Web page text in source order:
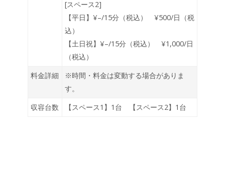
[スペース2]
【平日】¥–/15分（税込） ¥500/日（税
込）
【土日祝】¥–/15分（税込） ¥1,000/日
（税込）
料金詳細
※時間・料金は変動する場合がありま
す。
収容台数
【スペース1】1台 【スペース2】1台